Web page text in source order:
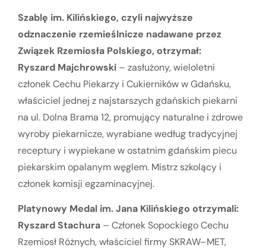
Szablę im. Kilińskiego, czyli najwyższe
odznaczenie rzemieślnicze nadawane przez
Związek Rzemiosła Polskiego, otrzymał:
Ryszard Majchrowski – zasłużony, wieloletni
członek Cechu Piekarzy i Cukierników w Gdańsku,
właściciel jednej z najstarszych gdańskich piekarni
na ul. Dolna Brama 12, promujący naturalne i zdrowe
wyroby piekarnicze, wyrabiane według tradycyjnej
receptury i wypiekane w ostatnim gdańskim piecu
piekarskim opalanym węglem. Mistrz szkolący i
członek komisji egzaminacyjnej.
Platynowy Medal im. Jana Kilińskiego otrzymali:
Ryszard Stachura – Członek Sopockiego Cechu
Rzemiosł Różnych, właściciel firmy SKRAW–MET,